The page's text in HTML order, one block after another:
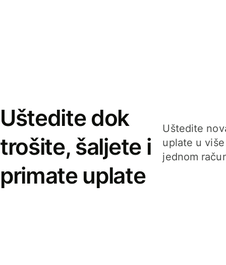
Uštedite dok
trošite, šaljete i
primate uplate
Uštedite
uplate u
jednom